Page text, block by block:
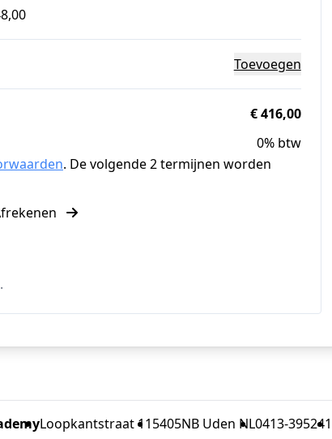
Toevoegen
€ 416,00
0% btw
. De volgende 2 termijnen worden
Loopkantstraat 115405NB Uden NL0413-395241